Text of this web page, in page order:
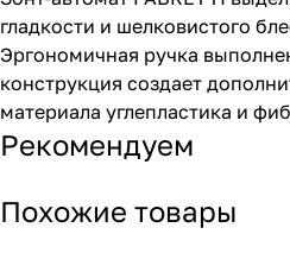
гладкости и шелковистого
Эргономичная ручка
конструкция создает
материала углепластика и
Рекомендуем
Похожие товары